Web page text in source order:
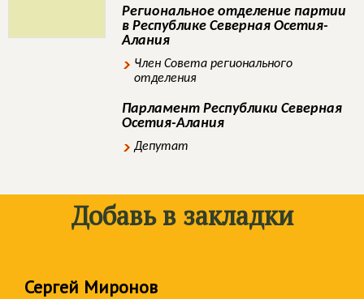
Региональное отделение партии
в Республике Северная Осетия-
Алания
Член Совета регионального
отделения
Парламент Республики Северная
Осетия-Алания
Депутат
Добавь в закладки
Сергей Миронов